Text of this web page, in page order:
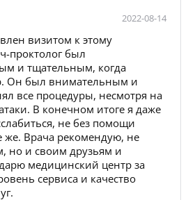
2022-08-14
визитом к этому
проктолог был
и тщательным, когда
Он был внимательным и
все процедуры, несмотря на
В конечном итоге я даже
не без помощи
же. Врача рекомендую, не
но и своим друзьям и
медицинский центр за
сервиса и качество